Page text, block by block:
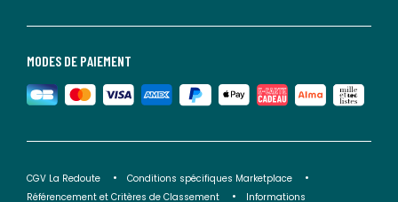
MODES DE PAIEMENT
CGV La Redoute
Conditions spécifiques Marketplace
Référencement et Critères de Classement
Informations